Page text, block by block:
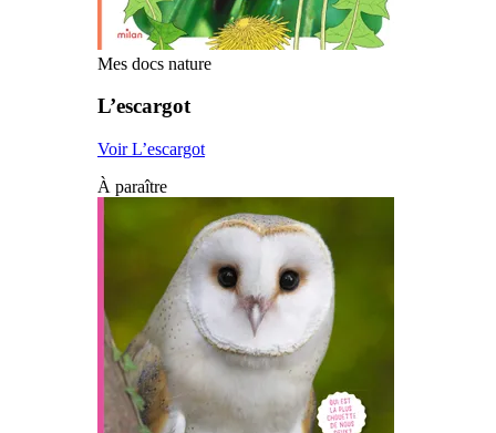
Mes docs nature
L’escargot
Voir L’escargot
À paraître